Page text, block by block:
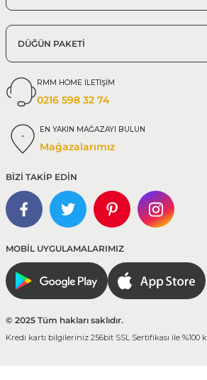
DÜĞÜN PAKETİ
RMM HOME İLETİŞİM
0216 598 32 74
EN YAKIN MAĞAZAYI BULUN
Mağazalarımız
BİZİ TAKİP EDİN
MOBİL UYGULAMALARIMIZ
© 2025 Tüm hakları saklıdır.
Kredi kartı bilgileriniz 256bit SSL Sertifikası ile %100